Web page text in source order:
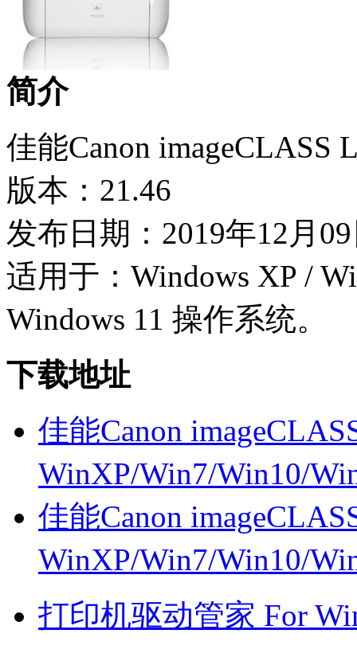
简介
佳能Canon imageCLASS
版本：21.46
发布日期：2019年12月
适用于：Windows XP /
Windows 11 操作系统。
下载地址
佳能Canon
WinXP/Win7/Win10/
佳能Canon
WinXP/Win7/Win10/
打印机驱动管家 For